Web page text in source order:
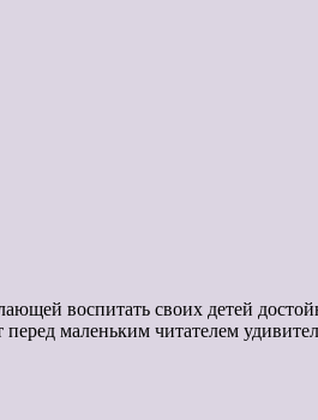
воспитать своих детей
маленьким читателем